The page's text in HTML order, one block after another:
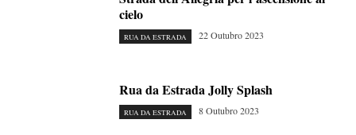
cielo
RUA DA ESTRADA 22 Outubro 2023
Rua da Estrada Jolly Splash
RUA DA ESTRADA 8 Outubro 2023